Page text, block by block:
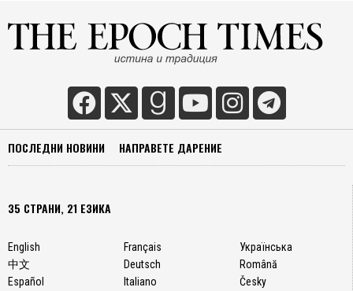
ПОСЛЕДНИ НОВИНИ НАПРАВЕТЕ ДАРЕНИЕ
35 СТРАНИ, 21 ЕЗИКА
English
中文
Español
Français
Deutsch
Italiano
Українська
Română
Česky